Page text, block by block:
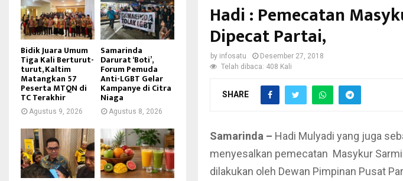
Hadi : Pemecatan
Dipecat Partai,
by infosatu
Desember 27, 2018
Telah dibaca: 408 Kali
SHARE
Samarinda – Hadi Mulyadi yang juga
menyesalkan pemecatan Masykur
dilakukan oleh Dewan Pimpinan Pusat
Bidik Juara Umum
Tiga Kali Berturut-
turut, Kaltim
Matangkan 57
Peserta MTQN di
TC Terakhir
Agustus 9, 2026
Samarinda
Darurat ‘Boti’,
Forum Pemuda
Anti-LGBT Gelar
Kampanye di Citra
Niaga
Agustus 8, 2026